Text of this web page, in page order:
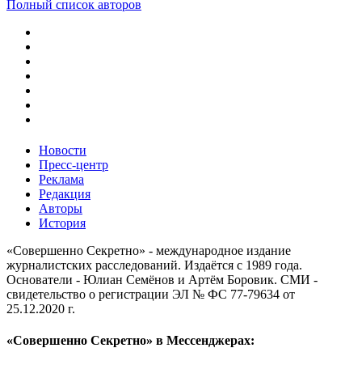
Полный список авторов
Новости
Пресс-центр
Реклама
Редакция
Авторы
История
«Совершенно Секретно» - международное издание
журналистских расследований. Издаётся с 1989 года.
Основатели - Юлиан Семёнов и Артём Боровик. CМИ -
свидетельство о регистрации ЭЛ № ФС 77-79634 от
25.12.2020 г.
«Совершенно Секретно» в Мессенджерах: